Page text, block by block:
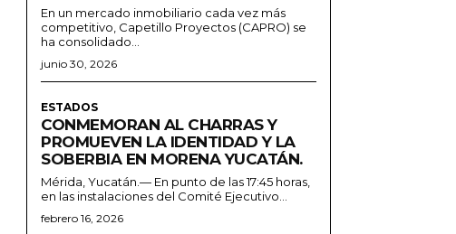
En un mercado inmobiliario cada vez más
competitivo, Capetillo Proyectos (CAPRO) se
ha consolidado...
junio 30, 2026
ESTADOS
CONMEMORAN AL CHARRAS Y
PROMUEVEN LA IDENTIDAD Y LA
SOBERBIA EN MORENA YUCATÁN.
Mérida, Yucatán.— En punto de las 17:45 horas,
en las instalaciones del Comité Ejecutivo...
febrero 16, 2026